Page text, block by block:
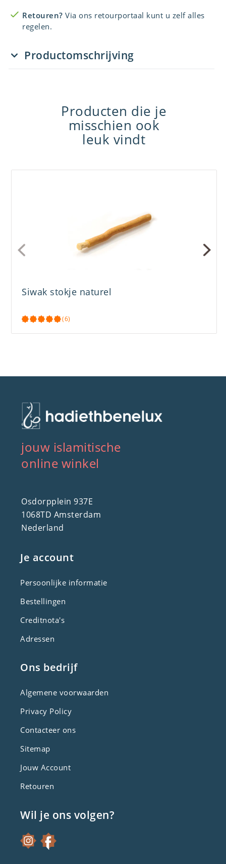
Retouren? Via ons retourportaal kunt u zelf alles
regelen.
Productomschrijving
Producten die je
misschien ook
leuk vindt
Siwak stokje naturel
(6)
jouw islamitische
online winkel
Osdorpplein 937E
1068TD Amsterdam
Nederland
Je account
Persoonlijke informatie
Bestellingen
Creditnota's
Adressen
Ons bedrijf
Algemene voorwaarden
Privacy Policy
Contacteer ons
Sitemap
Jouw Account
Retouren
Wil je ons volgen?